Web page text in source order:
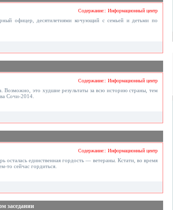
Содержание:: Информационный центр
офицер, десятилетиями кочующий с семьей и детьми по
Содержание:: Информационный центр
Возможно, это худшие результаты за всю историю страны, тем
Сочи-2014.
Содержание:: Информационный центр
единственная гордость — ветераны. Кстати, во время
то сейчас гордиться.
заседании